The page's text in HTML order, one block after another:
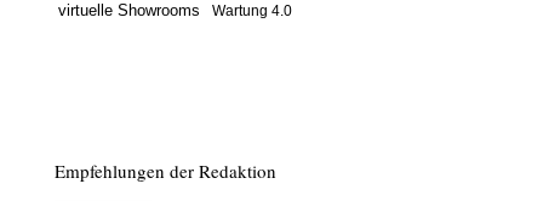
virtuelle Showrooms Wartung 4.0
Empfehlungen der Redaktion